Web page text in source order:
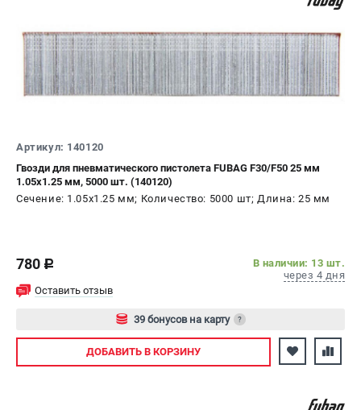
Артикул: 140120
Гвозди для пневматического пистолета FUBAG F30/F50 25 мм
1.05x1.25 мм, 5000 шт. (140120)
Сечение: 1.05x1.25 мм; Количество: 5000 шт; Длина: 25 мм
780 c
В наличии: 13 шт.
через 4 дня
Оставить отзыв
39 бонусов на карту ?
Авторизуйтесь
ДОБАВИТЬ В КОРЗИНУ